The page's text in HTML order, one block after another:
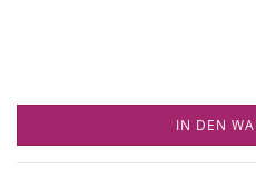
IN DEN